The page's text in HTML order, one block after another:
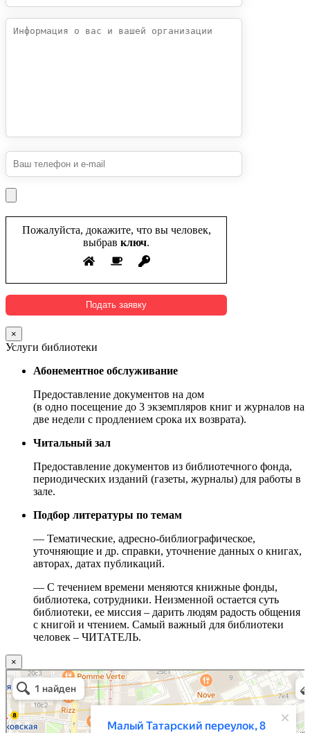
Пожалуйста, докажите, что вы человек,
выбрав ключ.
×
Услуги библиотеки
Абонементное обслуживание
Предоставление документов на дом
(в одно посещение до 3 экземпляров книг и журналов на
две недели с продлением срока их возврата).
Читальный зал
Предоставление документов из библиотечного фонда,
периодических изданий (газеты, журналы) для работы в
зале.
Подбор литературы по темам
— Тематические, адресно-библиографическое,
уточняющие и др. справки, уточнение данных о книгах,
авторах, датах публикаций.
— С течением времени меняются книжные фонды,
библиотека, сотрудники. Неизменной остается суть
библиотеки, ее миссия – дарить людям радость общения
с книгой и чтением. Самый важный для библиотеки
человек – ЧИТАТЕЛЬ.
×
Москва
Малый Татарский переулок, 8 на карте Москвы, ближайшее метро Новокузнецкая —
Яндекс.Карты